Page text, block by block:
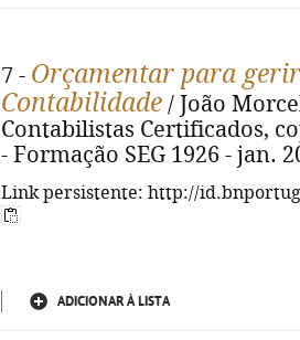
7 - Orçamentar para
Contabilidade / João
Contabilistas Certificados,
- Formação SEG 1926 - jan.
Link persistente: http://
ADICIONAR À LISTA